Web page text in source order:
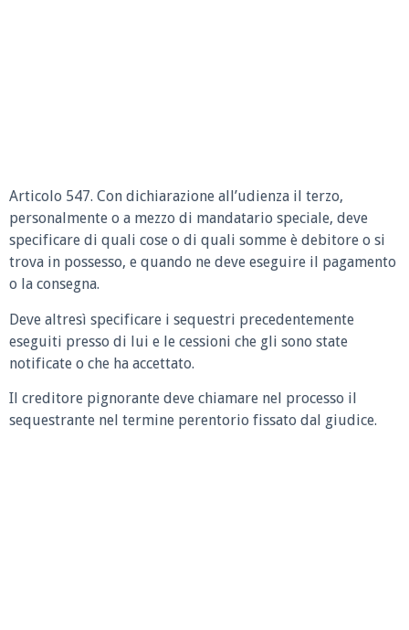
Articolo 547. Con dichiarazione all’udienza il terzo,
personalmente o a mezzo di mandatario speciale, deve
specificare di quali cose o di quali somme è debitore o si
trova in possesso, e quando ne deve eseguire il pagamento
o la consegna.
Deve altresì specificare i sequestri precedentemente
eseguiti presso di lui e le cessioni che gli sono state
notificate o che ha accettato.
Il creditore pignorante deve chiamare nel processo il
sequestrante nel termine perentorio fissato dal giudice.